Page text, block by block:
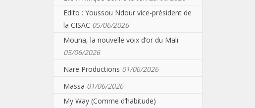
Edito : Youssou Ndour vice-président de
la CISAC 05/06/2026
Mouna, la nouvelle voix d’or du Mali
05/06/2026
Nare Productions 01/06/2026
Massa 01/06/2026
My Way (Comme d’habitude)